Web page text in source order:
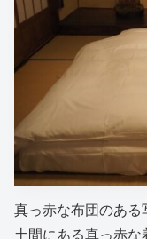
真っ赤な布団のある
土間にある真っ赤